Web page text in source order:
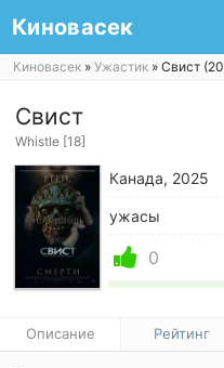
Киновасек
Киновасек » Ужастик » Свист
Свист
Whistle [18]
Канада, 2025
ужасы
0
Описание Рейтинг